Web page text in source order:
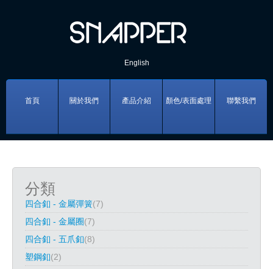
English
首頁 關於我們 產品介紹 顏色/表面處理 聯繫我們
分類
四合釦 - 金屬彈簧(7)
四合釦 - 金屬圈(7)
四合釦 - 五爪釦(8)
塑鋼釦(2)